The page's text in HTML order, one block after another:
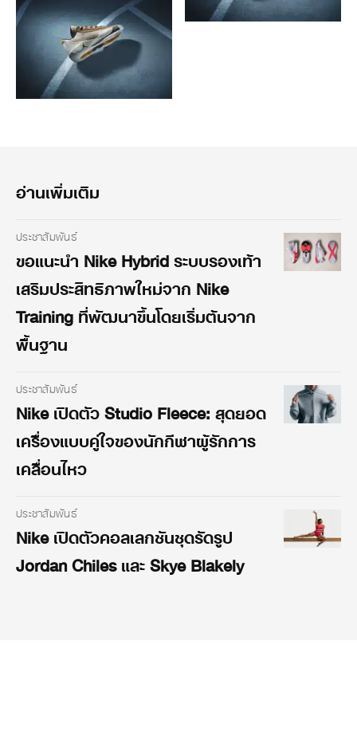
อ่านเพิ่มเติม
ประชาสัมพันธ์
ขอแนะนำ Nike Hybrid ระบบรองเท้า
เสริมประสิทธิภาพใหม่จาก Nike
Training ที่พัฒนาขึ้นโดยเริ่มต้นจาก
พื้นฐาน
ประชาสัมพันธ์
Nike เปิดตัว Studio Fleece: สุดยอด
เครื่องแบบคู่ใจของนักกีฬาผู้รักการ
เคลื่อนไหว
ประชาสัมพันธ์
Nike เปิดตัวคอลเลกชันชุดรัดรูป
Jordan Chiles และ Skye Blakely